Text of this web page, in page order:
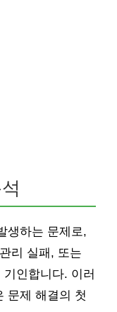
생하는 문제로,
리 실패, 또는
인합니다. 이러
문제 해결의 첫